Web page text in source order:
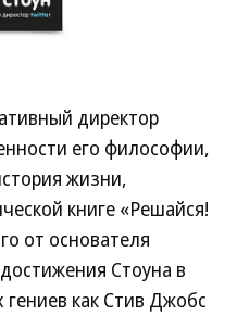
директор
его философии,
жизни,
книге «Решайся!
от основателя
Стоуна в
гениев как Стив Джобс